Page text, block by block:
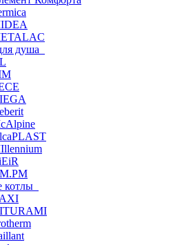
душа
котлы